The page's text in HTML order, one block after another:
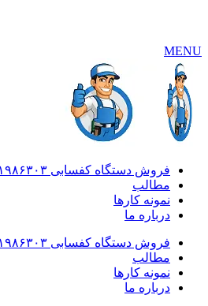
MENU
فروش دستگاه کفسابی ۰۹۱۲۱۹۸۶۳۰۳
مطالب
نمونه کارها
درباره ما
فروش دستگاه کفسابی ۰۹۱۲۱۹۸۶۳۰۳
مطالب
نمونه کارها
درباره ما